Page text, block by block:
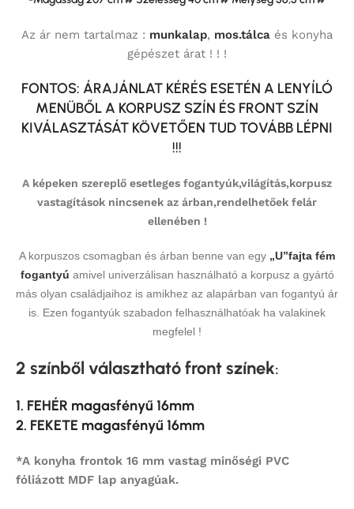
Az ár nem tartalmaz : munkalap, mos.tálca és konyha
gépészet árat ! ! !
FONTOS: ÁRAJÁNLAT KÉRÉS ESETÉN A LENYÍLÓ
MENÜBŐL A KORPUSZ SZÍN ÉS FRONT SZÍN
KIVÁLASZTÁSÁT KÖVETŐEN TUD TOVÁBB LÉPNI
!!!
A képeken szereplő esetleges fogantyúk,világítás,korpusz
vastagítások nincsenek az árban,rendelhetőek felár
ellenében !
A korpuszos csomagban és árban benne van egy „U”fajta fém
fogantyú amivel univerzálisan használható a korpusz a gyártó
más olyan családjaihoz is amikhez az alapárban van fogantyú ár
is. Ezen fogantyúk szabadon felhasználhatóak ha valakinek
megfelel !
2 színből választható front színek:
1. FEHÉR magasfényű 16mm
2. FEKETE magasfényű 16mm
*A konyha frontok 16 mm vastag minőségi PVC
fóliázott MDF lap anyagúak.